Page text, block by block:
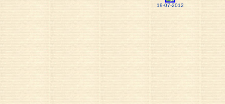
19-07-2012